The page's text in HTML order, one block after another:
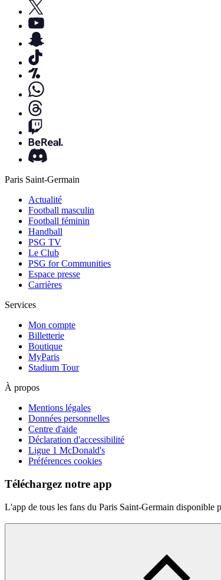
Paris Saint-Germain
Actualité
Football masculin
Football féminin
Handball
PSG TV
Le Club
PSG for Communities
Espace presse
Carrières
Services
Mon compte
Billetterie
Boutique
MyParis
Stadium Tour
À propos
Mentions légales
Données personnelles
Centre d'aide
Déclaration d'accessibilité
Ligue 1 McDonald's
Préférences cookies
Téléchargez notre app
L'app de tous les fans du Paris Saint-Germain disponible